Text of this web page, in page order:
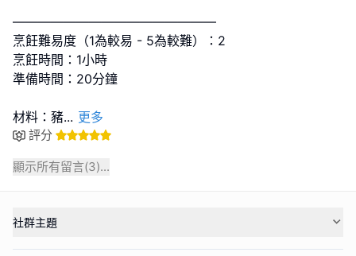
————————————————
烹飪難易度（1為較易 - 5為較難）：2
烹飪時間：1小時
準備時間：20分鐘
材料：豬... 更多
評分
顯示所有留言(3)...
社群主題